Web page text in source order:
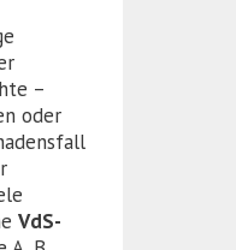
–
oder
VdS-